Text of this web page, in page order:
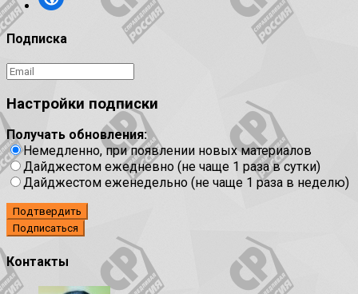
Подписка
Настройки подписки
Получать обновления:
Немедленно, при появлении новых материалов
Дайджестом ежедневно (не чаще 1 раза в сутки)
Дайджестом еженедельно (не чаще 1 раза в неделю)
Подтвердить
Контакты